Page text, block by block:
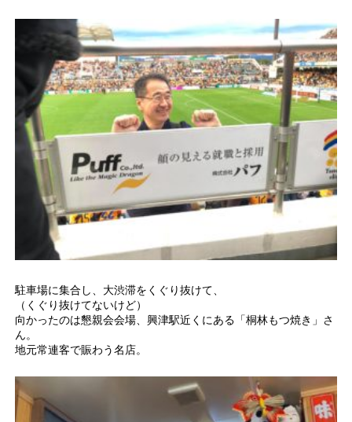
駐車場に集合し、大渋滞をくぐり抜けて、
（くぐり抜けてないけど）
向かったのは懇親会会場、興津駅近くにある「桐林もつ焼き」さ
ん。
地元常連客で賑わう名店。